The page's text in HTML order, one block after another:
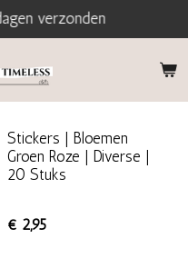
verzonden
Stickers | Bloemen
Groen Roze | Diverse |
20 Stuks
€ 2,95